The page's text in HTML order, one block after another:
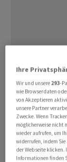
Der Logistiker
Partnerschaft
(MLS) in
Ihre
Wir und unsere 293-
wie Browserdaten
von Akzeptieren
unsere Partner
Zwecke. Wenn
möglicherweise nicht
wieder aufrufen, um
widerrufen, indem
der Webseite klicken.
Informationen finden